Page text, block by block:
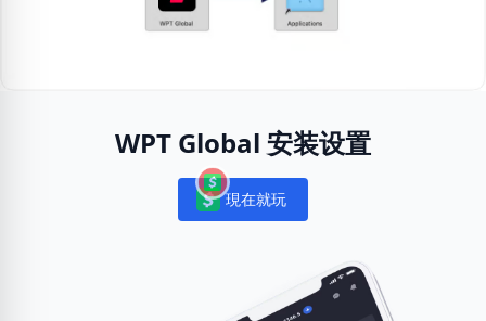
WPT Global 安装设置
Notifications
現在就玩